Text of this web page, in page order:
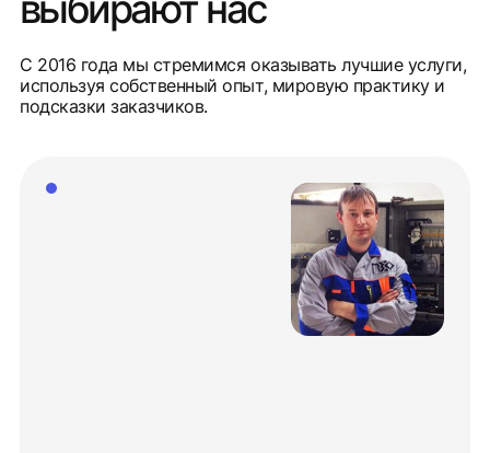
С 2016 года мы стремимся оказывать лучшие услуги,
используя собственный опыт, мировую практику и
подсказки заказчиков.